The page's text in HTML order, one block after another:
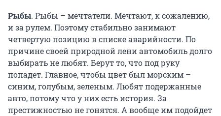
Рыбы. Рыбы – мечтатели. Мечтают, к сожалению,
и за рулем. Поэтому стабильно занимают
четвертую позицию в списке аварийности. По
причине своей природной лени автомобиль долго
выбирать не любят. Берут то, что под руку
попадет. Главное, чтобы цвет был морским –
синим, голубым, зеленым. Любят подержанные
авто, потому что у них есть история. За
престижностью не гонятся. А вообще им подойдет